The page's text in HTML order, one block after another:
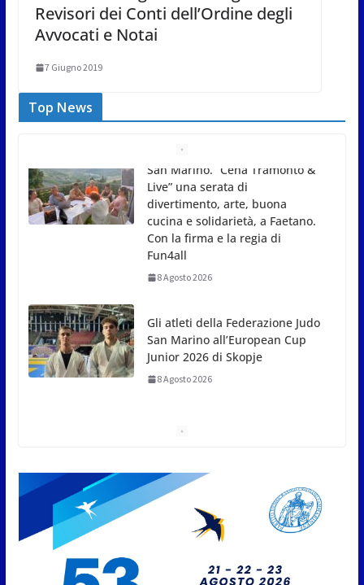
Revisori dei Conti dell’Ordine degli
Avvocati e Notai
7 Giugno 2019
Top News
Gli atleti della Federazione Judo
San Marino all’European Cup
Junior 2026 di Skopje
8 Agosto 2026
grande scultore Marcello
Sgattoni
8 Agosto 2026
San Marino Academy.
Femminile: quattro Primavera
aggregate alla Prima Squadra